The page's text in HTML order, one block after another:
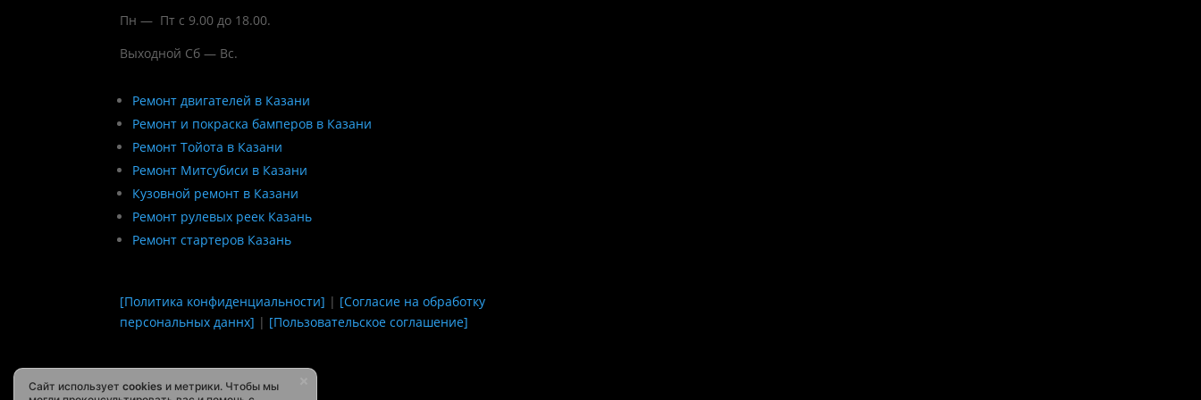
Пн — Пт с 9.00 до 18.00.
Выходной Сб — Вс.
Ремонт двигателей в Казани
Ремонт и покраска бамперов в Казани
Ремонт Тойота в Казани
Ремонт Митсубиси в Казани
Кузовной ремонт в Казани
Ремонт рулевых реек Казань
Ремонт стартеров Казань
[Политика конфиденциальности] | [Согласие на обработку
персональных даннх] | [Пользовательское соглашение]
Сайт использует cookies и метрики. Чтобы мы